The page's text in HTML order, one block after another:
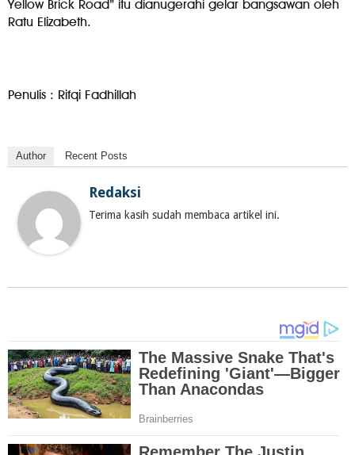
Yellow Brick Road” itu dianugerahi gelar bangsawan oleh
Ratu Elizabeth.
Penulis : Rifqi Fadhillah
Author Recent Posts
Redaksi
Terima kasih sudah membaca artikel ini.